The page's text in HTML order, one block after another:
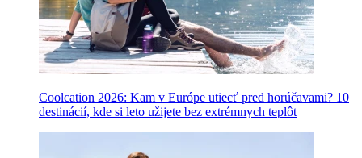
Coolcation 2026: Kam v Európe utiecť pred horúčavami? 10
destinácií, kde si leto užijete bez extrémnych teplôt